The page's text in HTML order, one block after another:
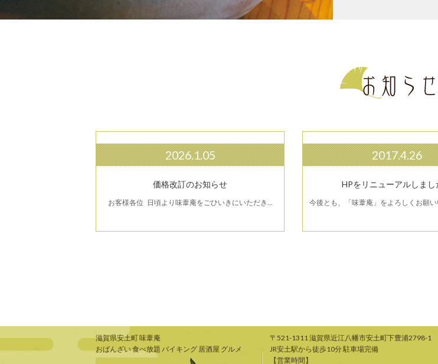
2026.1.05
価格改訂のお知らせ
お客様各位 日頃より味葦庵をごひいきにいただき...
2017.4.26
HPをリニューアルしまし
今後とも、「味葦庵」をよろしくお願
滋賀県安土町 味葦庵
おばんざい 食べ放題 バイキング 居酒屋 グルメ
〒521-1311 滋賀県近江八幡市安土町下豊浦2798-1
JR安土駅から徒歩10分 駐車場完備
【営業時間】